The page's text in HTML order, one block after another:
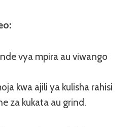
vya mpira au viwango
kwa ajili ya kulisha rahisi
za kukata au grind.